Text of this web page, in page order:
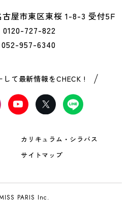
屋市東区東桜 1-8-3 受付5F
727-822
957-6340
して最新情報をCHECK !
カリキュラム・シラバス
サイトマップ
PARIS Inc.